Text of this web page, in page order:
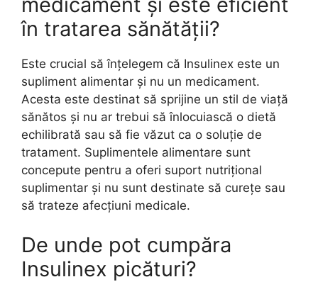
în tratarea sănătății?
Este crucial să înțelegem că Insulinex este un
supliment alimentar și nu un medicament.
Acesta este destinat să sprijine un stil de viață
sănătos și nu ar trebui să înlocuiască o dietă
echilibrată sau să fie văzut ca o soluție de
tratament. Suplimentele alimentare sunt
concepute pentru a oferi suport nutrițional
suplimentar și nu sunt destinate să curețe sau
să trateze afecțiuni medicale.
De unde pot cumpăra
Insulinex picături?